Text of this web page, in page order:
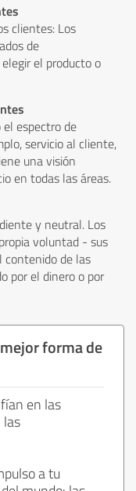
clientes: Los
de
el producto o
espectro de
servicio al cliente,
una visión
en todas las áreas.
y neutral. Los
voluntad - sus
contenido de las
por el dinero o por
forma de
en las
las
a tu